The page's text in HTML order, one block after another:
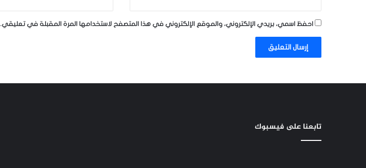
احفظ اسمي، بريدي الإلكتروني، والموقع الإلكتروني في هذا المتصفح لاستخدامها المرة المقبلة في تعليقي.
تابعنا على فيسبوك